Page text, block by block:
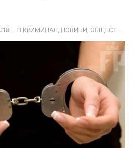
— В КРИМИНАЛ НОВИНИ ОБЩЕСТВО